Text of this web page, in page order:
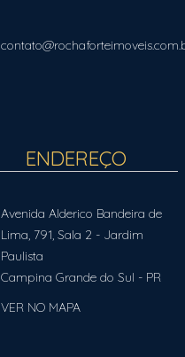
ENDEREÇO
Avenida Alderico Bandeira de
Lima, 791, Sala 2 - Jardim
Paulista
Campina Grande do Sul - PR
VER NO MAPA